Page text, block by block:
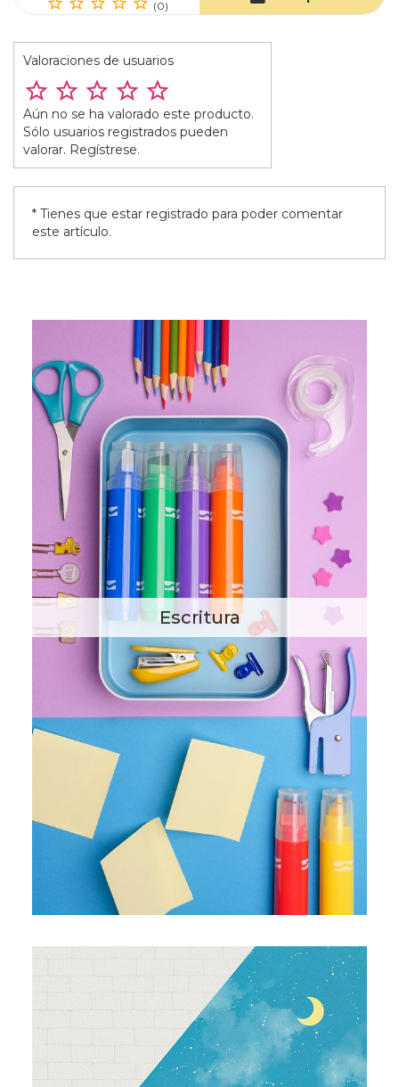
(0)
Valoraciones de usuarios
Aún no se ha valorado este producto.
Sólo usuarios registrados pueden
valorar. Regístrese.
* Tienes que estar registrado para poder comentar
este artículo.
Escritura